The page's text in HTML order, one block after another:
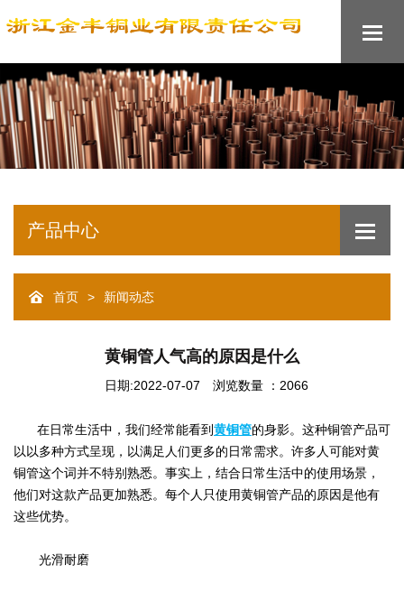
产品中心
首页 > 新闻动态
黄铜管人气高的原因是什么
日期:2022-07-07 浏览数量 ：2066
在日常生活中，我们经常能看到黄铜管的身影。这种铜管产品可
以以多种方式呈现，以满足人们更多的日常需求。许多人可能对黄
铜管这个词并不特别熟悉。事实上，结合日常生活中的使用场景，
他们对这款产品更加熟悉。每个人只使用黄铜管产品的原因是他有
这些优势。
光滑耐磨